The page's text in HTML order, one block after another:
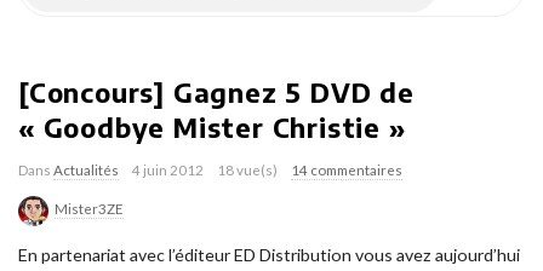
[Concours] Gagnez 5 DVD de
« Goodbye Mister Christie »
Dans Actualités 4 juin 2012 18 vue(s) 14 commentaires
Mister3ZE
En partenariat avec l’éditeur ED Distribution vous avez aujourd’hui